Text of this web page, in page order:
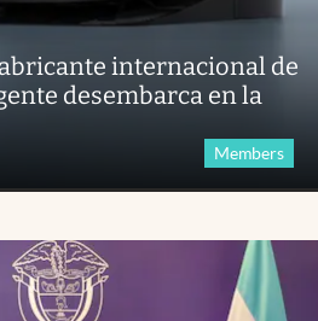
internacional de
desembarca en la
Members